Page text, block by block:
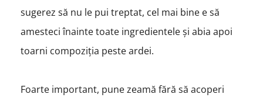
sugerez să nu le pui treptat, cel mai bine e să
amesteci înainte toate ingredientele și abia apoi
toarni compoziția peste ardei.
Foarte important, pune zeamă fără să acoperi